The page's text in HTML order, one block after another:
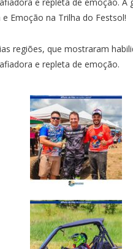
e Emoção na Trilha do Festsol!
regiões, que mostraram
e repleta de emoção.